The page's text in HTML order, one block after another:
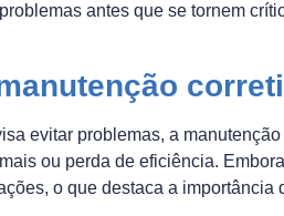
antes que se tornem
evitar problemas, a
ou perda de eficiência.
o que destaca a